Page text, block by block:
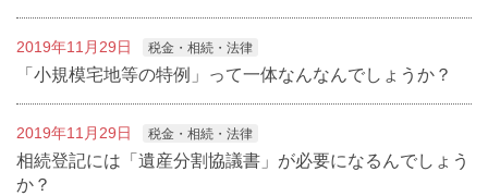
2019年11月29日 税金・相続・法律
「小規模宅地等の特例」って一体なんなんでしょうか？
2019年11月29日 税金・相続・法律
相続登記には「遺産分割協議書」が必要になるんでしょう
か？